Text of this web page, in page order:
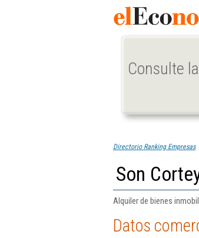
Consulte
Directorio Ranking Empresas
Son
Alquiler de bienes
Datos